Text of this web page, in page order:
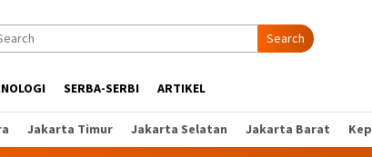
Search
SERBA-SERBI ARTIKEL
Jakarta Timur Jakarta Selatan Jakarta Barat